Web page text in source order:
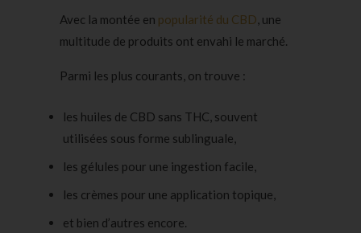
Avec la montée en popularité du CBD, une
multitude de produits ont envahi le marché.
Parmi les plus courants, on trouve :
les huiles de CBD sans THC, souvent
utilisées sous forme sublinguale,
les gélules pour une ingestion facile,
les crèmes pour une application topique,
et bien d’autres encore.